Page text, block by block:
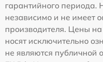
гарантийного периода.
независимо и не имеет
производителя. Цены
носят исключительно
не являются публичной